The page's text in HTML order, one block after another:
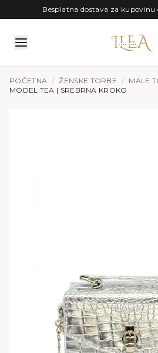
Preskoči na sadržajBesplatna dostava za kupovinu
POČETNA / ŽENSKE TORBE / MALE
MODEL TEA | SREBRNA KROKO